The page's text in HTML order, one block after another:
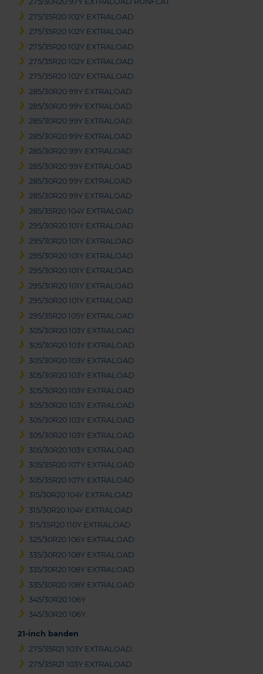
275/35R20 102Y EXTRALOAD
275/35R20 102Y EXTRALOAD
275/35R20 102Y EXTRALOAD
275/35R20 102Y EXTRALOAD
275/35R20 102Y EXTRALOAD
285/30R20 99Y EXTRALOAD
285/30R20 99Y EXTRALOAD
285/30R20 99Y EXTRALOAD
285/30R20 99Y EXTRALOAD
285/30R20 99Y EXTRALOAD
285/30R20 99Y EXTRALOAD
285/30R20 99Y EXTRALOAD
285/30R20 99Y EXTRALOAD
285/35R20 104Y EXTRALOAD
295/30R20 101Y EXTRALOAD
295/30R20 101Y EXTRALOAD
295/30R20 101Y EXTRALOAD
295/30R20 101Y EXTRALOAD
295/30R20 101Y EXTRALOAD
295/30R20 101Y EXTRALOAD
295/35R20 105Y EXTRALOAD
305/30R20 103Y EXTRALOAD
305/30R20 103Y EXTRALOAD
305/30R20 103Y EXTRALOAD
305/30R20 103Y EXTRALOAD
305/30R20 103Y EXTRALOAD
305/30R20 103Y EXTRALOAD
305/30R20 103Y EXTRALOAD
305/30R20 103Y EXTRALOAD
305/30R20 103Y EXTRALOAD
305/35R20 107Y EXTRALOAD
305/35R20 107Y EXTRALOAD
315/30R20 104Y EXTRALOAD
315/30R20 104Y EXTRALOAD
315/35R20 110Y EXTRALOAD
325/30R20 106Y EXTRALOAD
335/30R20 108Y EXTRALOAD
335/30R20 108Y EXTRALOAD
335/30R20 108Y EXTRALOAD
345/30R20 106Y
345/30R20 106Y
21-inch banden
275/35R21 103Y EXTRALOAD
275/35R21 103Y EXTRALOAD